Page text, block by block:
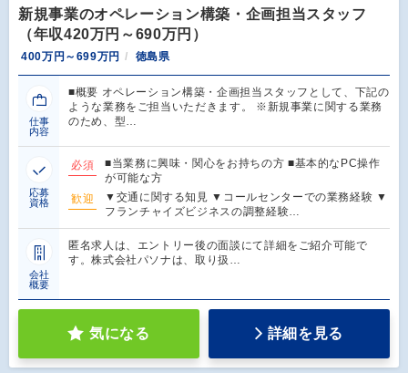
新規事業のオペレーション構築・企画担当スタッフ
（年収420万円～690万円）
400万円～699万円 徳島県
仕事
内容
■概要 オペレーション構築・企画担当スタッフとして、下記の
ような業務をご担当いただきます。 ※新規事業に関する業務
のため、型…
応募
資格
必須
■当業務に興味・関心をお持ちの方 ■基本的なPC操作
が可能な方
歓迎
▼交通に関する知見 ▼コールセンターでの業務経験 ▼
フランチャイズビジネスの調整経験…
会社
概要
匿名求人は、エントリー後の面談にて詳細をご紹介可能で
す。株式会社パソナは、取り扱…
気になる 詳細を見る